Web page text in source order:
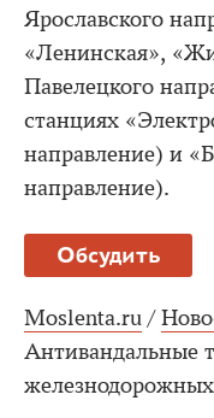
Ярославского
«Ленинская»,
Павелецкого
станциях
направление) и
направление).
Обсудить
Moslenta.ru /
Антивандальные